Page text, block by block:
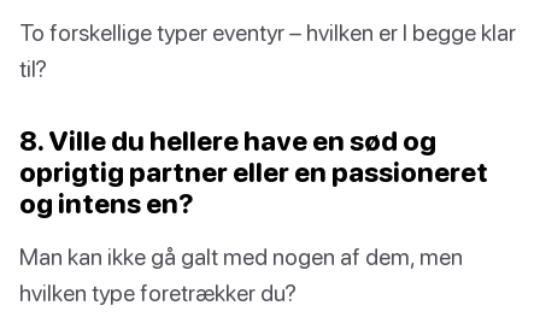
To forskellige typer eventyr – hvilken er I begge klar
til?
8. Ville du hellere have en sød og
oprigtig partner eller en passioneret
og intens en?
Man kan ikke gå galt med nogen af dem, men
hvilken type foretrækker du?